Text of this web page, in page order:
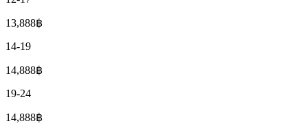
13,888฿
14-19
14,888฿
19-24
14,888฿